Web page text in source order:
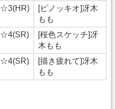
☆3(HR)
[ピノッキオ]冴木
もも
☆4(SR)
[桜色スケッチ]冴
木もも
☆4(SR)
[描き疲れて]冴木
もも